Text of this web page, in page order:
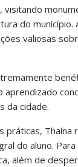
do
valiosas
da cidade.
práticas,
do aluno.
além de